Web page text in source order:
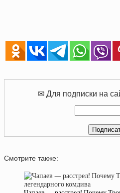
✉ Для подписки на
Смотрите также: